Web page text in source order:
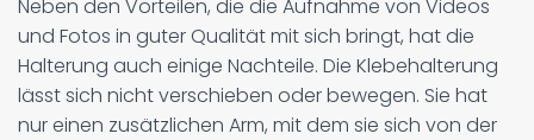
Neben den Vorteilen, die die Aufnahme von Videos
und Fotos in guter Qualität mit sich bringt, hat die
Halterung auch einige Nachteile. Die Klebehalterung
lässt sich nicht verschieben oder bewegen. Sie hat
nur einen zusätzlichen Arm, mit dem sie sich von der